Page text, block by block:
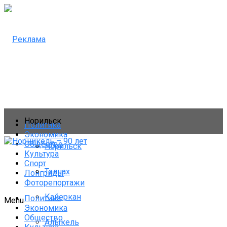
Политика
Экономика
Общество
Культура
Спорт
Лонгриды
Фоторепортажи
Menu
Норильск
Норильск
Талнах
Кайеркан
Алыкель
Политика
Экономика
Общество